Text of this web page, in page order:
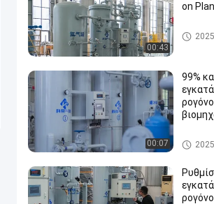
00:43
on
00:07
99%